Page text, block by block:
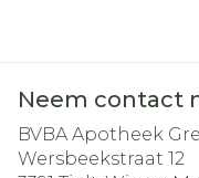
Neem contact
BVBA Apotheek
Wersbeekstraat 12